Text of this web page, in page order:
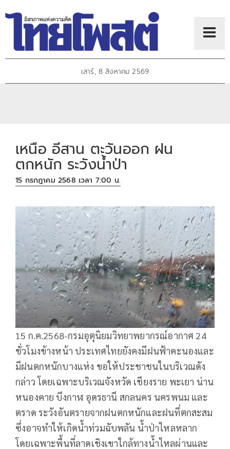
เสาร์, 8 สิงหาคม 2569
เหนือ อีสาน ตะวันออก ฝน
ตกหนัก ระวังน้ำป่า
15 กรกฎาคม 2568 เวลา 7:00 น.
15 ก.ค.2568-กรมอุตุนิยมวิทยาพยากรณ์อากาศ 24
ชั่วโมงข้างหน้า ประเทศไทยยังคงมีฝนฟ้าคะนองและ
มีฝนตกหนักบางแห่ง ขอให้ประชาชนในบริเวณดัง
กล่าว โดยเฉพาะบริเวณจังหวัด เชียงราย พะเยา น่าน
หนองคาย บึงกาฬ อุดรธานี สกลนคร นครพนม และ
ตราด ระวังอันตรายจากฝนตกหนักและฝนที่ตกสะสม
ซึ่งอาจทำให้เกิดน้ำท่วมฉับพลัน น้ำป่าไหลหลาก
โดยเฉพาะพื้นที่ลาดเชิงเขาใกล้ทางน้ำไหลผ่านและ